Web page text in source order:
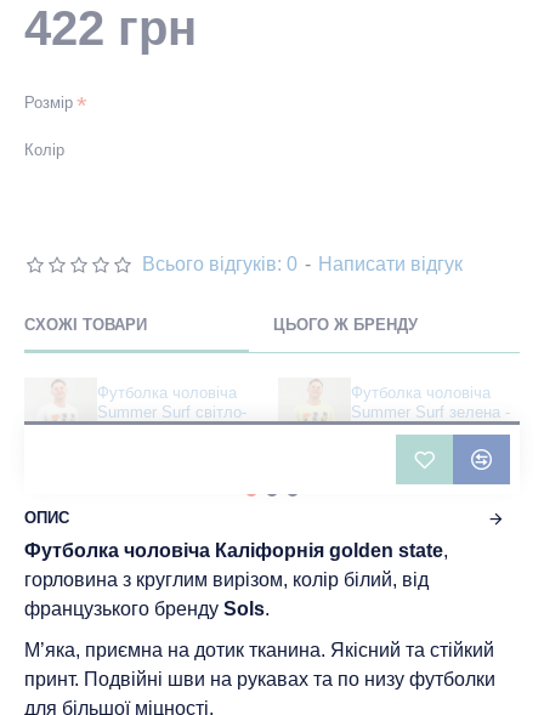
Всього відгуків: 0 - Написати відгук
422 грн
Розмір
Колір
СХОЖІ ТОВАРИ ЦЬОГО Ж БРЕНДУ
Футболка чоловіча
Summer Surf світло-
Футболка чоловіча
Summer Surf зелена -
ОПИС
Футболка чоловіча Каліфорнія golden state,
горловина з круглим вирізом, колір білий, від
французького бренду Sols.
М’яка, приємна на дотик тканина. Якісний та стійкий
принт. Подвійні шви на рукавах та по низу футболки
для більшої міцності.